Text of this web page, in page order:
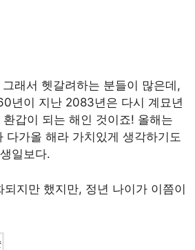
래서 헷갈려하는 분들이 많은데,
년이 지난 2083년은 다시 계묘년
갑이 되는 해인 것이죠! 올해는
가올 해라 가치있게 생각하기도
일보다.
지만 했지만, 정년 나이가 이쯤이